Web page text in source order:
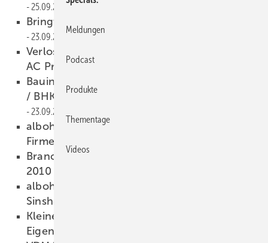
25.09.2009
Bringt uns 3-fach-ISO aus dem Takt?
23.09.2009
Verlosung: Bosch-Exzenterschleifer GEX 125
AC Professional
Bauindustrie: Präqualifikation ist Erfolgsstory
/ BHKH spricht sich dagegen aus
23.09.2009
albohn: Produktionserweiterung am
Firmenstandort
Branchenverbände erwarten für 2009 und
2010 leichtes Wachstum
albohn: Produktionserweiterung am
Sinsheimer Firmenstandort
Kleine Schreinereien kämpfen mit negativer
Eigenkapitalrendite
Meldungen
Podcast
Produkte
Thementage
Videos